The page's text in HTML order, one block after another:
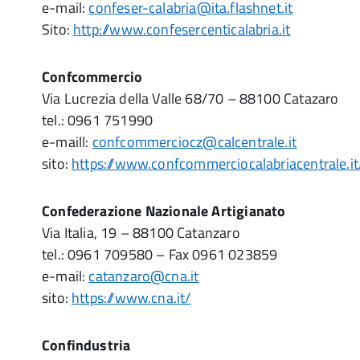
e-mail: confeser-calabria@ita.flashnet.it
Sito: http://www.confesercenticalabria.it
Confcommercio
Via Lucrezia della Valle 68/70 – 88100 Catazaro
tel.: 0961 751990
e-maill: confcommerciocz@calcentrale.it
sito: https://
Confederazione Nazionale Artigianato
Via Italia, 19 – 88100 Catanzaro
tel.: 0961 709580 – Fax 0961 023859
e-mail: catanzaro@cna.it
sito: https://www.cna.it/
Confindustria